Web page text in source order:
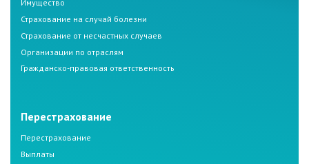
Имущество
Страхование на случай болезни
Страхование от несчастных случаев
Организации по отраслям
Гражданско-правовая ответственность
Перестрахование
Перестрахование
Выплаты